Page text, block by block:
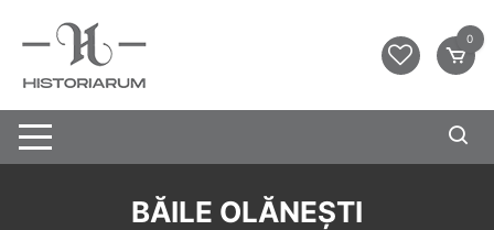
0
BĂILE OLĂNEȘTI